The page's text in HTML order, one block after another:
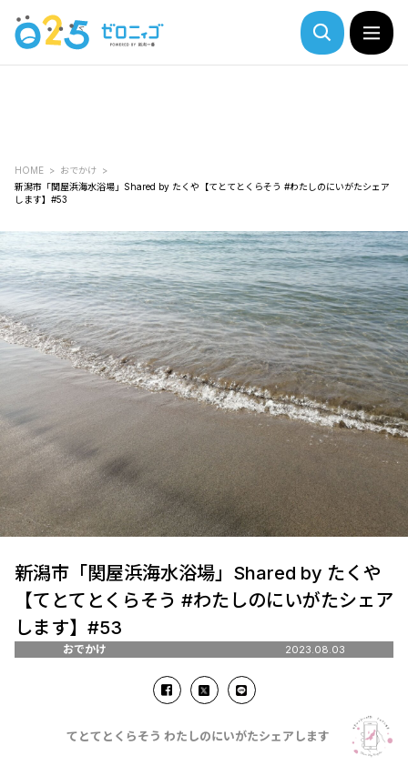
HOME
おでかけ
新潟市「関屋浜海水浴場」Shared by たくや【てとてとくらそう #わたしのにいがたシェア
します】#53
新潟市「関屋浜海水浴場」Shared by たくや
【てとてとくらそう #わたしのにいがたシェア
します】#53
おでかけ 2023.08.03
てとてとくらそう わたしのにいがたシェアします